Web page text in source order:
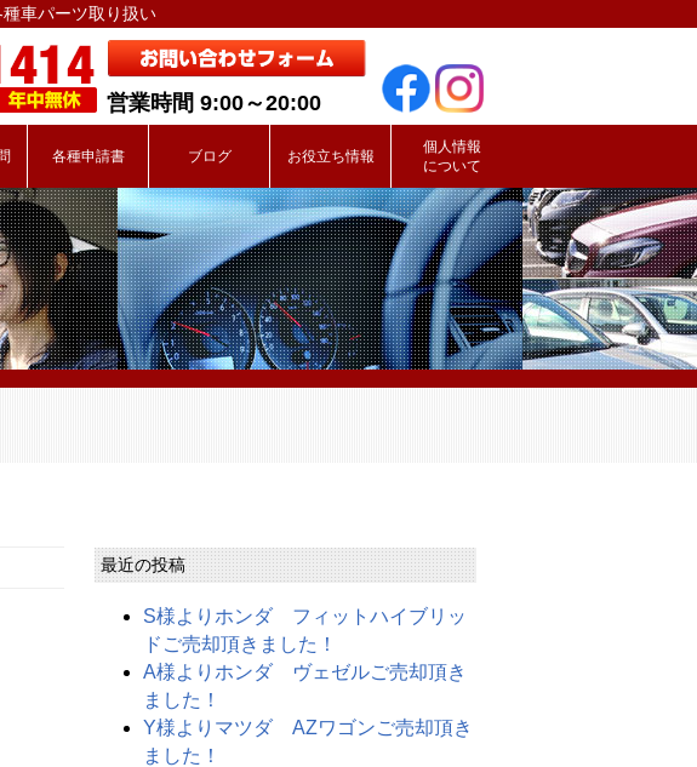
車パーツ取り扱い
営業時間 9:00～20:00
各種申請書 ブログ お役立ち情報
個人情報
について
最近の投稿
S様よりホンダ フィットハイブリッ
ドご売却頂きました！
A様よりホンダ ヴェゼルご売却頂き
ました！
Y様よりマツダ AZワゴンご売却頂き
ました！